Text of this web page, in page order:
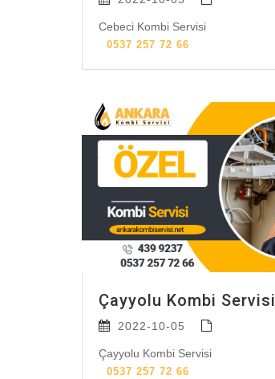
Cebeci Kombi Servisi
0537 257 72 66
Çayyolu Kombi Servisi
2022-10-05
Çayyolu Kombi Servisi
0537 257 72 66